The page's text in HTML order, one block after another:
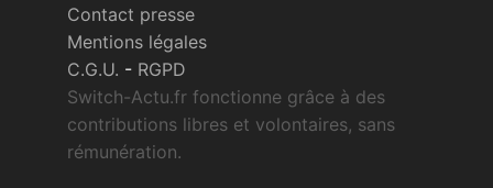
Contact presse
Mentions légales
C.G.U. - RGPD
Switch-Actu.fr fonctionne grâce à des
contributions libres et volontaires, sans
rémunération.